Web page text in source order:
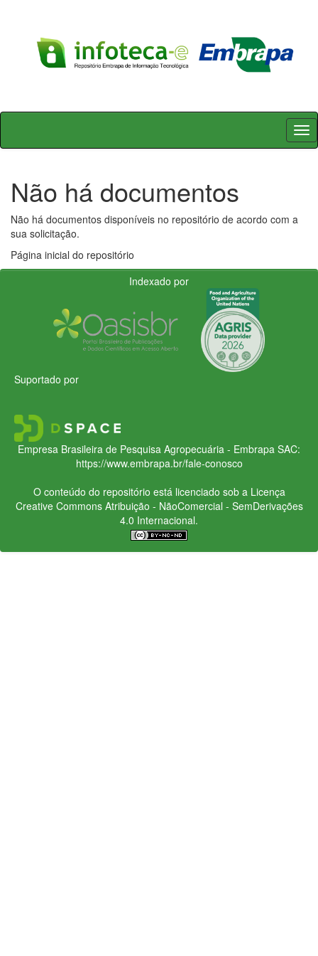
Skip
Não há documentos
Não há documentos disponíveis no repositório de acordo com a
sua solicitação.
Página inicial do repositório
Indexado por
Suportado por
Empresa Brasileira de Pesquisa Agropecuária - Embrapa SAC:
https://www.embrapa.br/fale-conosco
O conteúdo do repositório está licenciado sob a Licença
Creative CommonsAtribuição - NãoComercial - SemDerivações
4.0 Internacional.